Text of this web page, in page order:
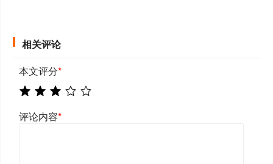
相关评论
本文评分*
评论内容*